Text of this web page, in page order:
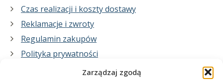
Zarządzaj zgodą
Czas realizacji i koszty dostawy
Reklamacje i zwroty
Regulamin zakupów
Polityka prywatności